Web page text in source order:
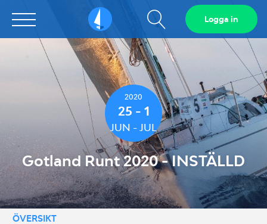
Sailarena Visa
sökfält
Logga in
2020
25 - 1
JUN - JUL
Gotland Runt 2020 - INSTÄLLD
ÖVERSIKT